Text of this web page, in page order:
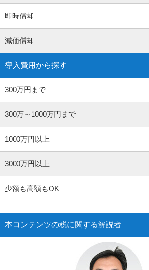
即時償却
減価償却
導入費用から探す
300万円まで
300万～1000万円まで
1000万円以上
3000万円以上
少額も高額もOK
本コンテンツの税に関する解説者